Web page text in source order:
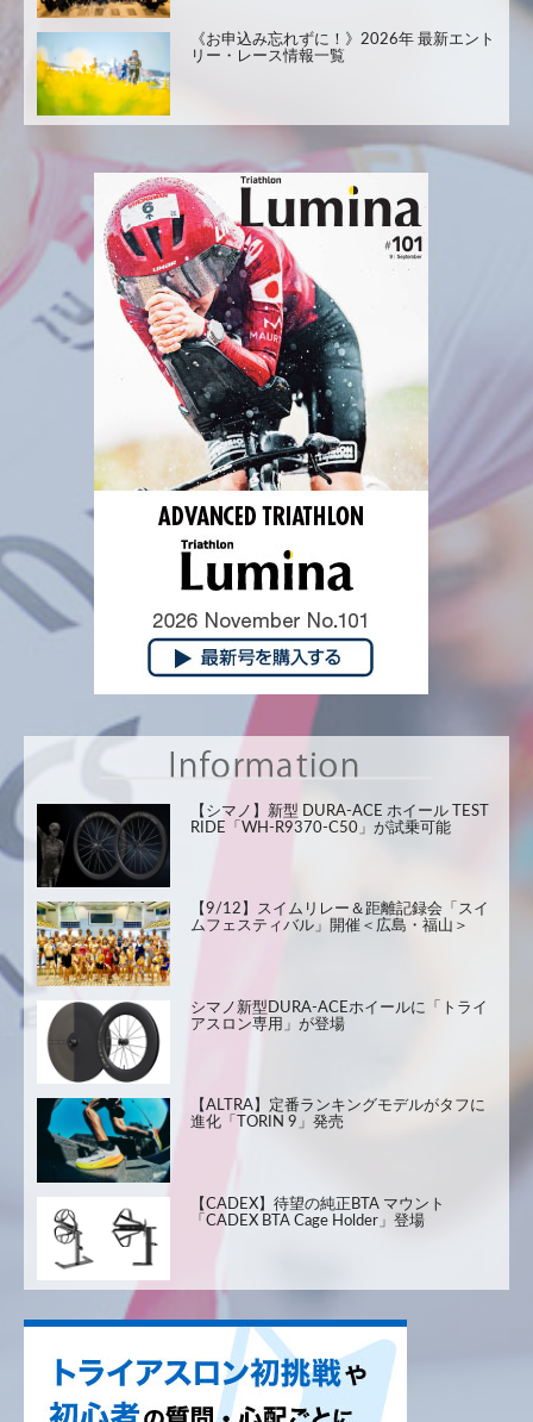
《お申込み忘れずに！》2026年 最新エント
リー・レース情報一覧
【シマノ】新型 DURA-ACE ホイール TEST
RIDE「WH-R9370-C50」が試乗可能
【9/12】スイムリレー＆距離記録会「スイ
ムフェスティバル」開催＜広島・福山＞
シマノ新型DURA-ACEホイールに「トライ
アスロン専用」が登場
【ALTRA】定番ランキングモデルがタフに
進化「TORIN 9」発売
【CADEX】待望の純正BTA マウント
「CADEX BTA Cage Holder」登場